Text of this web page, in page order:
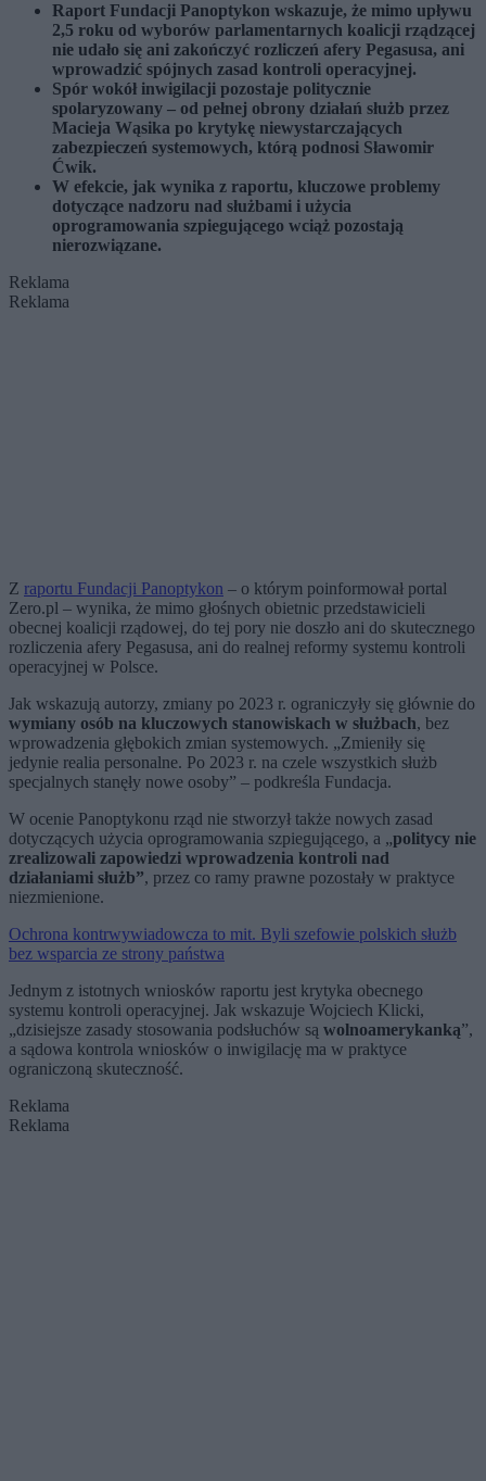
Raport Fundacji Panoptykon wskazuje, że mimo upływu
2,5 roku od wyborów parlamentarnych koalicji rządzącej
nie udało się ani zakończyć rozliczeń afery Pegasusa, ani
wprowadzić spójnych zasad kontroli operacyjnej.
Spór wokół inwigilacji pozostaje politycznie
spolaryzowany – od pełnej obrony działań służb przez
Macieja Wąsika po krytykę niewystarczających
zabezpieczeń systemowych, którą podnosi Sławomir
Ćwik.
W efekcie, jak wynika z raportu, kluczowe problemy
dotyczące nadzoru nad służbami i użycia
oprogramowania szpiegującego wciąż pozostają
nierozwiązane.
Reklama
Reklama
Z raportu Fundacji Panoptykon – o którym poinformował portal
Zero.pl – wynika, że mimo głośnych obietnic przedstawicieli
obecnej koalicji rządowej, do tej pory nie doszło ani do skutecznego
rozliczenia afery Pegasusa, ani do realnej reformy systemu kontroli
operacyjnej w Polsce.
Jak wskazują autorzy, zmiany po 2023 r. ograniczyły się głównie do
wymiany osób na kluczowych stanowiskach w służbach, bez
wprowadzenia głębokich zmian systemowych. „Zmieniły się
jedynie realia personalne. Po 2023 r. na czele wszystkich służb
specjalnych stanęły nowe osoby” – podkreśla Fundacja.
W ocenie Panoptykonu rząd nie stworzył także nowych zasad
dotyczących użycia oprogramowania szpiegującego, a „politycy nie
zrealizowali zapowiedzi wprowadzenia kontroli nad
działaniami służb”, przez co ramy prawne pozostały w praktyce
niezmienione.
Ochrona kontrwywiadowcza to mit. Byli szefowie polskich służb
bez wsparcia ze strony państwa
Jednym z istotnych wniosków raportu jest krytyka obecnego
systemu kontroli operacyjnej. Jak wskazuje Wojciech Klicki,
„dzisiejsze zasady stosowania podsłuchów są wolnoamerykanką”,
a sądowa kontrola wniosków o inwigilację ma w praktyce
ograniczoną skuteczność.
Reklama
Reklama